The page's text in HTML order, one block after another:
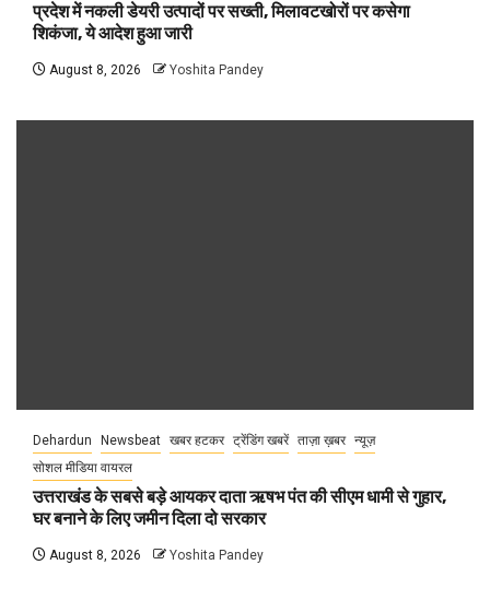
प्रदेश में नकली डेयरी उत्पादों पर सख्ती, मिलावटखोरों पर कसेगा
शिकंजा, ये आदेश हुआ जारी
August 8, 2026 Yoshita Pandey
Dehardun Newsbeat खबर हटकर ट्रेंडिंग खबरें ताज़ा ख़बर न्यूज़
सोशल मीडिया वायरल
उत्तराखंड के सबसे बड़े आयकर दाता ऋषभ पंत की सीएम धामी से गुहार,
घर बनाने के लिए जमीन दिला दो सरकार
August 8, 2026 Yoshita Pandey